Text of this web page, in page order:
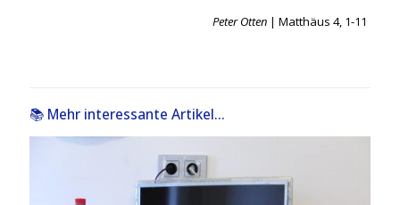
Peter Otten | Matthäus 4, 1-11
📚 Mehr interessante Artikel...